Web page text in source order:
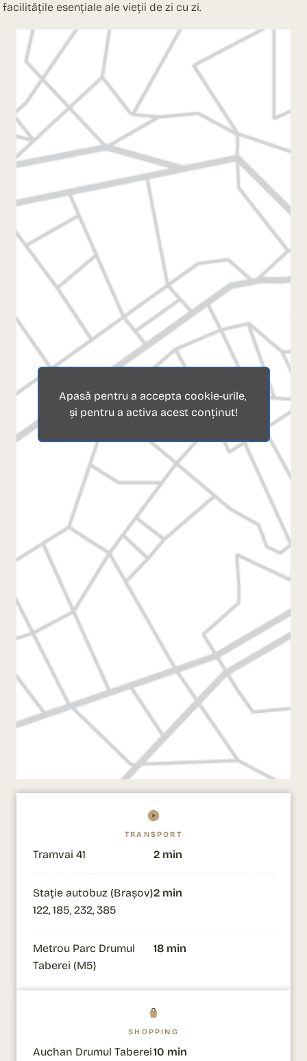
facilitățile esențiale ale vieții de zi cu zi.
Apasă pentru a accepta cookie-urile,
și pentru a activa acest conținut!
TRANSPORT
Tramvai 41 2 min
Stație autobuz (Brașov)
122, 185, 232, 385
2 min
Metrou Parc Drumul
Taberei (M5)
18 min
SHOPPING
Auchan Drumul Taberei10 min